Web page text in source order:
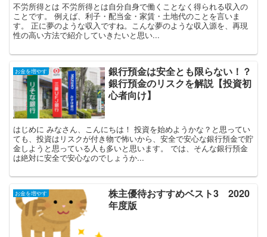
不労所得とは 不労所得とは自分自身で働くことなく得られる収入の
ことです。 例えば、利子・配当金・家賃・土地代のことを言いま
す。 正に夢のような収入ですね。こんな夢のような収入源を、再現
性の高い方法で紹介していきたいと思い...
お金を増やす
銀行預金は安全とも限らない！？
銀行預金のリスクを解説【投資初
心者向け】
はじめに みなさん、こんにちは！ 投資を始めようかな？と思ってい
ても、投資はリスクが付き物で怖いから、安全で安心な銀行預金で貯
金しようと思っている人も多いと思います。 では、そんな銀行預金
は絶対に安全で安心なのでしょうか...
お金を増やす
株主優待おすすめベスト3 2020
年度版